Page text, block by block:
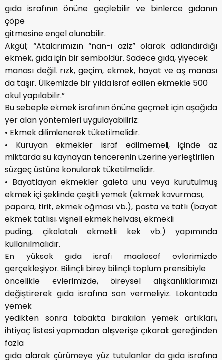
gıda israfının önüne geçilebilir ve binlerce gıdanın
çöpe
gitmesine engel olunabilir.
Akgül; “Atalarımızın “nan-ı aziz” olarak adlandırdığı
ekmek, gıda için bir semboldür. Sadece gıda, yiyecek
manası değil, rızk, geçim, ekmek, hayat ve aş manası
da taşır. Ülkemizde bir yılda israf edilen ekmekle 500
okul yapılabilir.”
Bu sebeple ekmek israfının önüne geçmek için aşağıda
yer alan yöntemleri uygulayabiliriz:
• Ekmek dilimlenerek tüketilmelidir.
• Kuruyan ekmekler israf edilmemeli, içinde az
miktarda su kaynayan tencerenin üzerine yerleştirilen
süzgeç üstüne konularak tüketilmelidir.
• Bayatlayan ekmekler galeta unu veya kurutulmuş
ekmek içi şeklinde çeşitli yemek (ekmek kavurması,
papara, tirit, ekmek oğması vb.), pasta ve tatlı (bayat
ekmek tatlısı, vişneli ekmek helvası, ekmekli
puding, çikolatalı ekmekli kek vb.) yapımında
kullanılmalıdır.
En yüksek gıda israfı maalesef evlerimizde
gerçekleşiyor. Bilinçli birey bilinçli toplum prensibiyle
öncelikle evlerimizde, bireysel alışkanlıklarımızı
değiştirerek gıda israfına son vermeliyiz. Lokantada
yemek
yedikten sonra tabakta bırakılan yemek artıkları,
ihtiyaç listesi yapmadan alışverişe çıkarak gereğinden
fazla
gıda alarak çürümeye yüz tutulanlar da gıda israfına